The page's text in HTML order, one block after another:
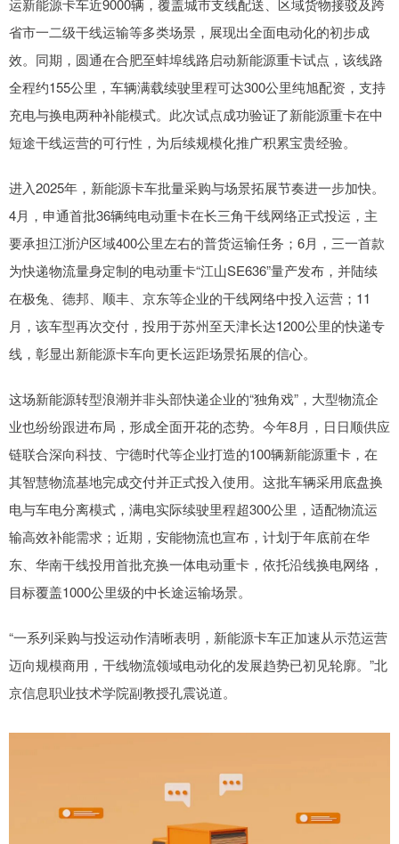
省市一二级干线运输等多类场景，展现出全面电动化的初步成
效。同期，圆通在合肥至蚌埠线路启动新能源重卡试点，该线路
全程约155公里，车辆满载续驶里程可达300公里纯旭配资，支持
充电与换电两种补能模式。此次试点成功验证了新能源重卡在中
短途干线运营的可行性，为后续规模化推广积累宝贵经验。
进入2025年，新能源卡车批量采购与场景拓展节奏进一步加快。
4月，申通首批36辆纯电动重卡在长三角干线网络正式投运，主
要承担江浙沪区域400公里左右的普货运输任务；6月，三一首款
为快递物流量身定制的电动重卡“江山SE636”量产发布，并陆续
在极兔、德邦、顺丰、京东等企业的干线网络中投入运营；11
月，该车型再次交付，投用于苏州至天津长达1200公里的快递专
线，彰显出新能源卡车向更长运距场景拓展的信心。
这场新能源转型浪潮并非头部快递企业的“独角戏”，大型物流企
业也纷纷跟进布局，形成全面开花的态势。今年8月，日日顺供应
链联合深向科技、宁德时代等企业打造的100辆新能源重卡，在
其智慧物流基地完成交付并正式投入使用。这批车辆采用底盘换
电与车电分离模式，满电实际续驶里程超300公里，适配物流运
输高效补能需求；近期，安能物流也宣布，计划于年底前在华
东、华南干线投用首批充换一体电动重卡，依托沿线换电网络，
目标覆盖1000公里级的中长途运输场景。
“一系列采购与投运动作清晰表明，新能源卡车正加速从示范运营
迈向规模商用，干线物流领域电动化的发展趋势已初见轮廓。”北
京信息职业技术学院副教授孔震说道。